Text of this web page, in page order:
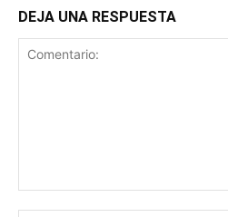
DEJA UNA RESPUESTA